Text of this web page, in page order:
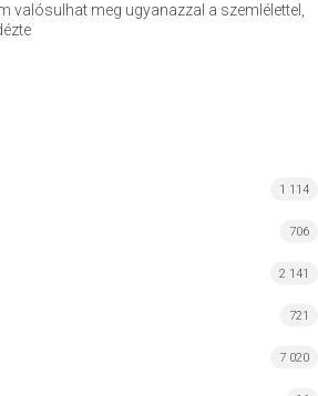
valósulhat meg ugyanazzal a szemlélettel,
1 114
706
2 141
721
7 020